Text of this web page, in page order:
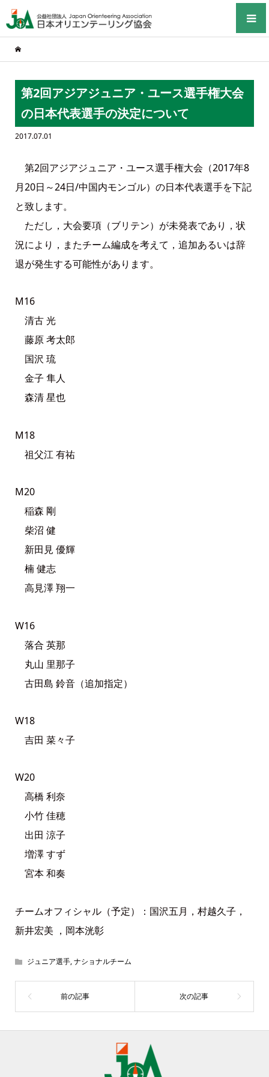
第2回アジアジュニア・ユース選手権大会
の日本代表選手の決定について
2017.07.01
第2回アジアジュニア・ユース選手権大会（2017年8
月20日～24日/中国内モンゴル）の日本代表選手を下記
と致します。
ただし，大会要項（ブリテン）が未発表であり，状
況により，またチーム編成を考えて，追加あるいは辞
退が発生する可能性があります。
M16
清古 光
藤原 考太郎
国沢 琉
金子 隼人
森清 星也
M18
祖父江 有祐
M20
稲森 剛
柴沼 健
新田見 優輝
楠 健志
高見澤 翔一
W16
落合 英那
丸山 里那子
古田島 鈴音（追加指定）
W18
吉田 菜々子
W20
高橋 利奈
小竹 佳穂
出田 涼子
増澤 すず
宮本 和奏
チームオフィシャル（予定）：国沢五月，村越久子，
新井宏美 ，岡本洸彰
ジュニア選手,ナショナルチーム